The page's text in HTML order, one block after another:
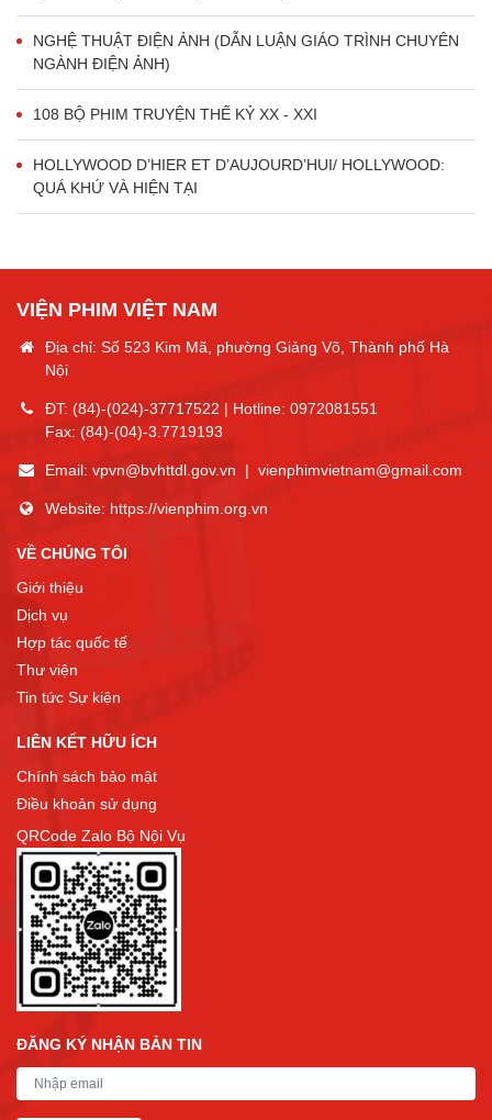
NGHỆ THUẬT ĐIỆN ẢNH (DẪN LUẬN GIÁO TRÌNH CHUYÊN
NGÀNH ĐIỆN ẢNH)
108 BỘ PHIM TRUYỆN THẾ KỶ XX - XXI
HOLLYWOOD D’HIER ET D’AUJOURD’HUI/ HOLLYWOOD:
QUÁ KHỨ VÀ HIỆN TẠI
VIỆN PHIM VIỆT NAM
Địa chỉ: Số 523 Kim Mã, phường Giảng Võ, Thành phố Hà
Nội
ĐT: (84)-(024)-37717522 | Hotline: 0972081551
Fax: (84)-(04)-3.7719193
Email: vpvn@bvhttdl.gov.vn | vienphimvietnam@gmail.com
Website: https://vienphim.org.vn
VỀ CHÚNG TÔI
Giới thiệu
Dịch vụ
Hợp tác quốc tế
Thư viện
Tin tức Sự kiện
LIÊN KẾT HỮU ÍCH
Chính sách bảo mật
Điều khoản sử dụng
QRCode Zalo Bộ Nội Vụ
ĐĂNG KÝ NHẬN BẢN TIN